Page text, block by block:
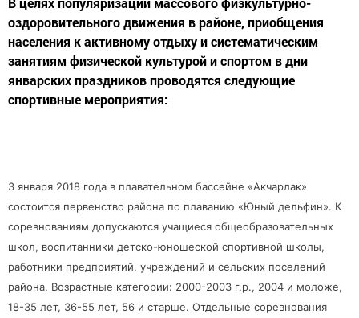
оздоровительного движения в районе, приобщения
населения к активному отдыху и систематическим
занятиям физической культурой и спортом в дни
январских праздников проводятся следующие
спортивные мероприятия:
3 января 2018 года в плавательном бассейне «Акчарлак»
состоится первенство района по плаванию «Юный дельфин». К
соревнованиям допускаются учащиеся общеобразовательных
школ, воспитанники детско-юношеской спортивной школы,
работники предприятий, учреждений и сельских поселений
района. Возрастные категории: 2000-2003 г.р., 2004 и моложе,
18-35 лет, 36-55 лет, 56 и старше. Отдельные соревнования